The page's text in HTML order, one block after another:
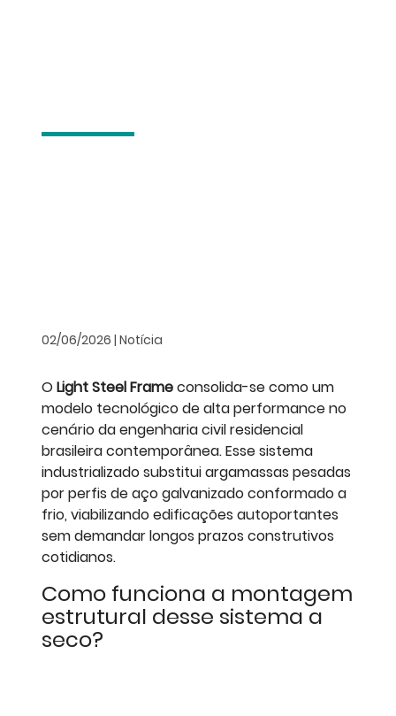
02/06/2026 | Notícia
OLight Steel Frameconsolida-se como um
modelo tecnológico de alta performance no
cenário da engenharia civil residencial
brasileira contemporânea. Esse sistema
industrializado substitui argamassas pesadas
por perfis de aço galvanizado conformado a
frio, viabilizando edificações autoportantes
sem demandar longos prazos construtivos
cotidianos.
Como funciona a montagem
estrutural desse sistema a
seco?